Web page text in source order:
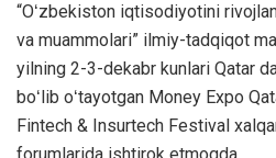
“Oʻzbekiston iqtisodiyotini
va muammolari” ilmiy-tadqiqot
yilning 2-3-dekabr kunlari Qatar
boʻlib oʻtayotgan Money Expo
Fintech & Insurtech Festival